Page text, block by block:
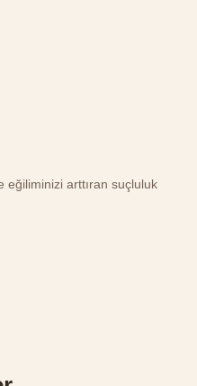
eğiliminizi arttıran suçluluk